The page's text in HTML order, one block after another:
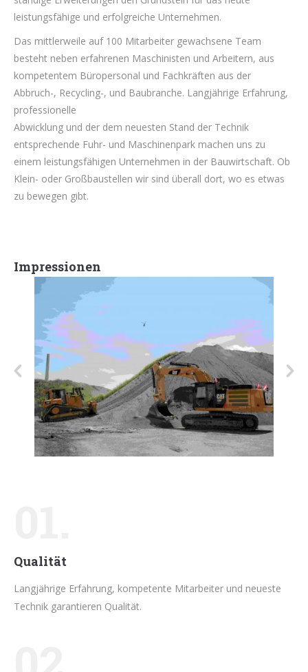
leistungsfähige und erfolgreiche Unternehmen.
Das mittlerweile auf 100 Mitarbeiter gewachsene Team
besteht neben erfahrenen Maschinisten und Arbeitern, aus
kompetentem Büropersonal und Fachkräften aus der
Abbruch-, Recycling-, und Baubranche. Langjährige Erfahrung,
professionelle
Abwicklung und der dem neuesten Stand der Technik
entsprechende Fuhr- und Maschinenpark machen uns zu
einem leistungsfähigen Unternehmen in der Bauwirtschaft. Ob
Klein- oder Großbaustellen wir sind überall dort, wo es etwas
zu bewegen gibt.
Impressionen
Qualität
Langjährige Erfahrung, kompetente Mitarbeiter und neueste
Technik garantieren Qualität.